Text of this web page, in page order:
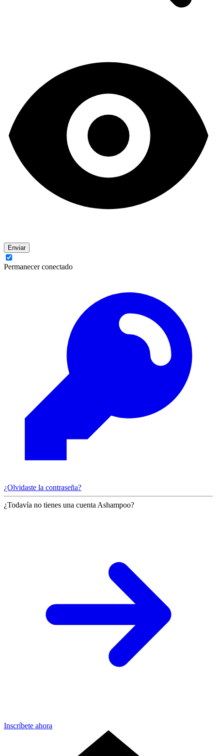
Enviar
Permanecer conectado
¿Olvidaste la contraseña?
¿Todavía no tienes una cuenta Ashampoo?
Inscríbete ahora